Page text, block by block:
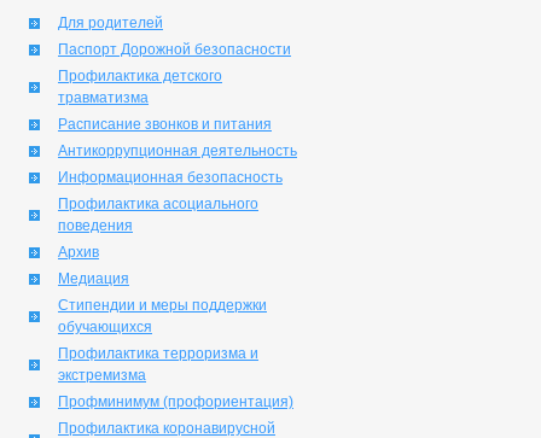
Для родителей
Паспорт Дорожной безопасности
Профилактика детского
травматизма
Расписание звонков и питания
Антикоррупционная деятельность
Информационная безопасность
Профилактика асоциального
поведения
Архив
Медиация
Стипендии и меры поддержки
обучающихся
Профилактика терроризма и
экстремизма
Профминимум (профориентация)
Профилактика коронавирусной